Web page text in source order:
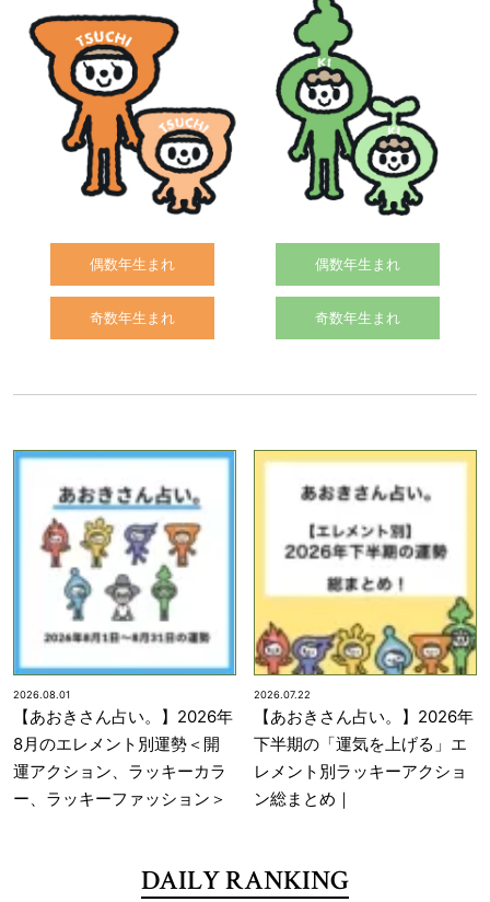
偶数年生まれ
奇数年生まれ
偶数年生まれ
奇数年生まれ
2026.08.01
【あおきさん占い。】2026年
8月のエレメント別運勢＜開
運アクション、ラッキーカラ
ー、ラッキーファッション＞
2026.07.22
【あおきさん占い。】2026年
下半期の「運気を上げる」エ
レメント別ラッキーアクショ
ン総まとめ｜
DAILY RANKING